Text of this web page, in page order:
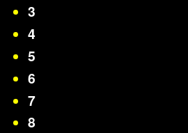
3
4
5
6
7
8